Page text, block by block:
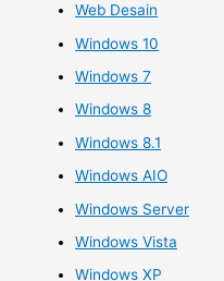
Web Desain
Windows 10
Windows 7
Windows 8
Windows 8.1
Windows AIO
Windows Server
Windows Vista
Windows XP